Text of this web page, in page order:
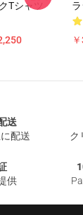
Tシャツ
送
配送
ク
供